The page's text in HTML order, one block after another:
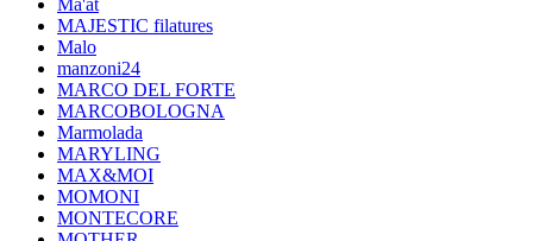
Ma'at
MAJESTIC filatures
Malo
manzoni24
MARCO DEL FORTE
MARCOBOLOGNA
Marmolada
MARYLING
MAX&MOI
MOMONI
MONTECORE